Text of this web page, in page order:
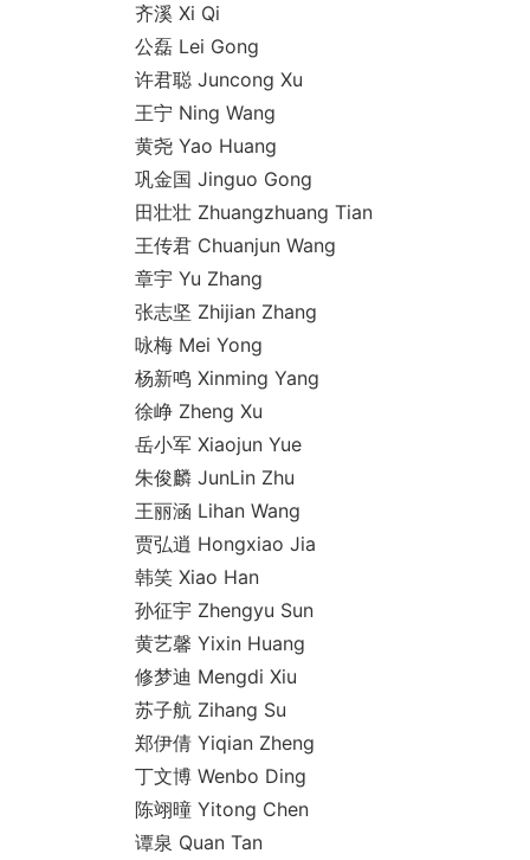
齐溪 Xi Qi
公磊 Lei Gong
许君聪 Juncong Xu
王宁 Ning Wang
黄尧 Yao Huang
巩金国 Jinguo Gong
田壮壮 Zhuangzhuang Tian
王传君 Chuanjun Wang
章宇 Yu Zhang
张志坚 Zhijian Zhang
咏梅 Mei Yong
杨新鸣 Xinming Yang
徐峥 Zheng Xu
岳小军 Xiaojun Yue
朱俊麟 JunLin Zhu
王丽涵 Lihan Wang
贾弘逍 Hongxiao Jia
韩笑 Xiao Han
孙征宇 Zhengyu Sun
黄艺馨 Yixin Huang
修梦迪 Mengdi Xiu
苏子航 Zihang Su
郑伊倩 Yiqian Zheng
丁文博 Wenbo Ding
陈翊曈 Yitong Chen
谭泉 Quan Tan